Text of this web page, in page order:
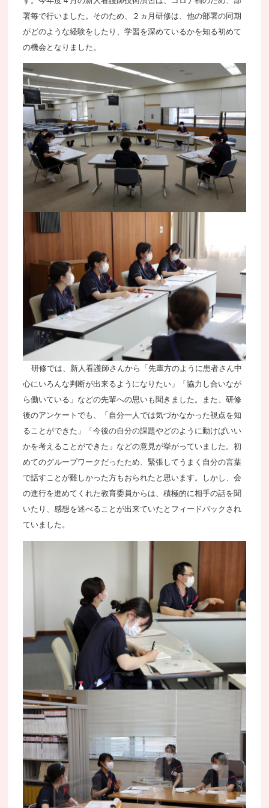
署毎で行いました。そのため、２ヵ月研修は、他の部署の同期
がどのような経験をしたり、学習を深めているかを知る初めて
の機会となりました。
研修では、新人看護師さんから「先輩方のように患者さん中
心にいろんな判断が出来るようになりたい」「協力し合いなが
ら働いている」などの先輩への思いも聞きました。また、研修
後のアンケートでも、「自分一人では気づかなかった視点を知
ることができた」「今後の自分の課題やどのように動けばいい
かを考えることができた」などの意見が挙がっていました。初
めてのグループワークだったため、緊張してうまく自分の言葉
で話すことが難しかった方もおられたと思います。しかし、会
の進行を進めてくれた教育委員からは、積極的に相手の話を聞
いたり、感想を述べることが出来ていたとフィードバックされ
ていました。